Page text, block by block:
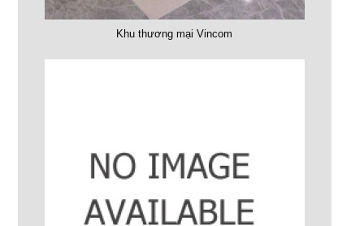
Khu thương mại Vincom